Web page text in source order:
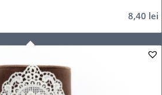
8,40 lei